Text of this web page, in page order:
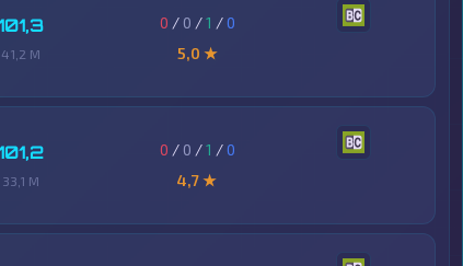
41,2 M
0 / 0 /1 /0
5,0 ★
33,1 M
0 / 0 /1 /0
4,7 ★